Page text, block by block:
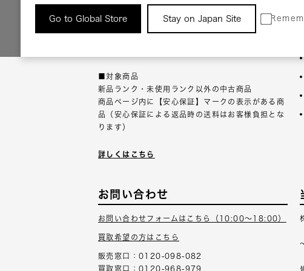
Go to Global Store Stay on Japan Site
返品について
■対象商品
新品ランク・未使用ランク以外の中古商品
商品ページ内に【安心保証】マークの表示がある商
品（安心保証による返品時の送料はお客様負担とな
ります）
詳しくはこちら
お問い合わせ
お問い合わせフォームはこちら（10:00～18:00）
買取希望の方はこちら
販売窓口：0120-098-082
買取窓口：0120-968-979